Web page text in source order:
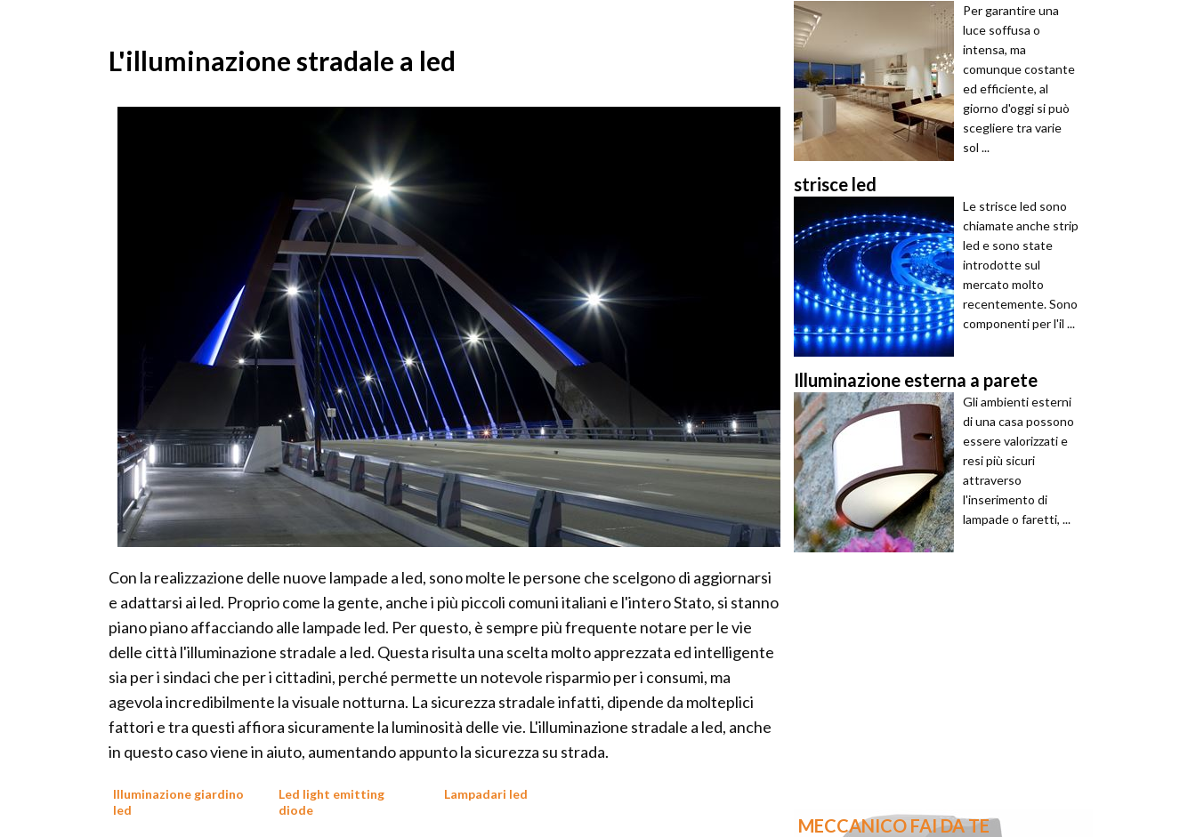
L'illuminazione stradale a led
Con la realizzazione delle nuove lampade a led, sono molte le persone che scelgono di aggiornarsi
e adattarsi ai led. Proprio come la gente, anche i più piccoli comuni italiani e l'intero Stato, si stanno
piano piano affacciando alle lampade led. Per questo, è sempre più frequente notare per le vie
delle città l'illuminazione stradale a led. Questa risulta una scelta molto apprezzata ed intelligente
sia per i sindaci che per i cittadini, perché permette un notevole risparmio per i consumi, ma
agevola incredibilmente la visuale notturna. La sicurezza stradale infatti, dipende da molteplici
fattori e tra questi affiora sicuramente la luminosità delle vie. L'illuminazione stradale a led, anche
in questo caso viene in aiuto, aumentando appunto la sicurezza su strada.
Illuminazione giardino
led
Led light emitting
diode
Lampadari led
Per garantire una
luce soffusa o
intensa, ma
comunque costante
ed efficiente, al
giorno d'oggi si può
scegliere tra varie
sol ...
strisce led
Le strisce led sono
chiamate anche strip
led e sono state
introdotte sul
mercato molto
recentemente. Sono
componenti per l'il ...
Illuminazione esterna a parete
Gli ambienti esterni
di una casa possono
essere valorizzati e
resi più sicuri
attraverso
l'inserimento di
lampade o faretti, ...
MECCANICO FAI DA TE